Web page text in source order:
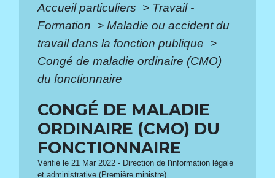
Accueil particuliers > Travail -
Formation > Maladie ou accident du
travail dans la fonction publique >
Congé de maladie ordinaire (CMO)
du fonctionnaire
CONGÉ DE MALADIE
ORDINAIRE (CMO) DU
FONCTIONNAIRE
Vérifié le 21 Mar 2022 - Direction de l'information légale
et administrative (Première ministre)